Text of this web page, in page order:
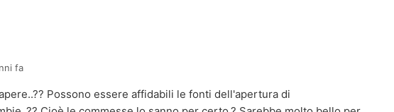
fa
Possono essere affidabili le fonti dell'apertura di